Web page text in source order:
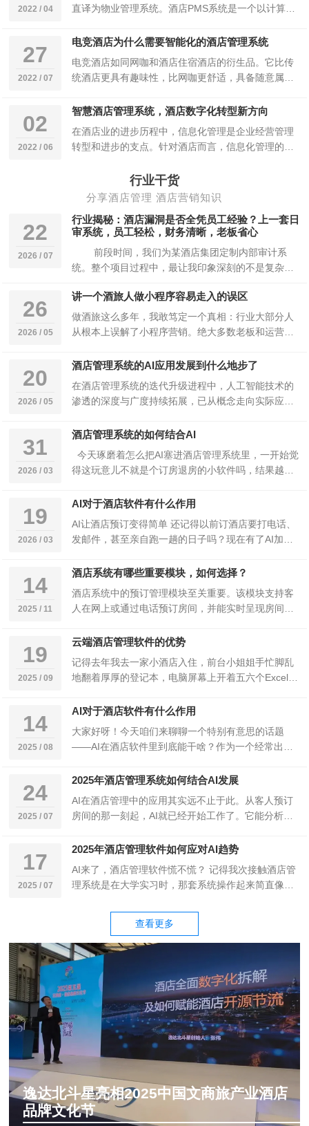
2022 / 04
直译为物业管理系统。酒店PMS系统是一个以计算机
27
2022 / 07
电竞酒店为什么需要智能化的酒店管理系统
电竞酒店如同网咖和酒店住宿酒店的衍生品。它比传
统酒店更具有趣味性，比网咖更舒适，具备随意属
的亲…
02
2022 / 06
智慧酒店管理系统，酒店数字化转型新方向
在酒店业的进步历程中，信息化管理是企业经营管理
转型和进步的支点。针对酒店而言，信息化管理的进
行业干货
分享酒店管理 酒店营销知识
22
2026 / 07
行业揭秘：酒店漏洞是否全凭员工经验？上一套日
审系统，员工轻松，财务清晰，老板省心
前段时间，我们为某酒店集团定制内部审计系
统。整个项目过程中，最让我印象深刻的不是复杂的
26
2026 / 05
讲一个酒旅人做小程序容易走入的误区
做酒旅这么多年，我敢笃定一个真相：行业大部分人
从根本上误解了小程序营销。绝大多数老板和运营，
20
2026 / 05
酒店管理系统的AI应用发展到什么地步了
在酒店管理系统的迭代升级进程中，人工智能技术的
渗透的深度与广度持续拓展，已从概念走向实际应
与服…
31
2026 / 03
酒店管理系统的如何结合AI
今天琢磨着怎么把AI塞进酒店管理系统里，一开始觉
得这玩意儿不就是个订房退房的小软件吗，结果越搞
19
2026 / 03
AI对于酒店软件有什么作用
AI让酒店预订变得简单 还记得以前订酒店要打电话、
发邮件，甚至亲自跑一趟的日子吗？现在有了AI加持
14
2025 / 11
酒店系统有哪些重要模块，如何选择？
酒店系统中的预订管理模块至关重要。该模块支持客
人在网上或通过电话预订房间，并能实时呈现房间状
人…
19
2025 / 09
云端酒店管理软件的优势
记得去年我去一家小酒店入住，前台小姐姐手忙脚乱
地翻着厚厚的登记本，电脑屏幕上开着五六个Excel电
14
2025 / 08
AI对于酒店软件有什么作用
大家好呀！今天咱们来聊聊一个特别有意思的话题
——AI在酒店软件里到底能干啥？作为一个经常出差
台…
24
2025 / 07
2025年酒店管理系统如何结合AI发展
AI在酒店管理中的应用其实远不止于此。从客人预订
房间的那一刻起，AI就已经开始工作了。它能分析客
17
2025 / 07
2025年酒店管理软件如何应对AI趋势
AI来了，酒店管理软件慌不慌？ 记得我次接触酒店管
理系统是在大学实习时，那套系统操作起来简直像在
查看更多
逸达北斗星亮相2025中国文商旅产业酒店
品牌文化节